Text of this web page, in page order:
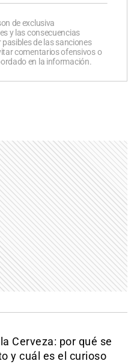
de exclusiva
y las consecuencias
de las sanciones
comentarios ofensivos o
en la información.
Cerveza: por qué se
y cuál es el curioso